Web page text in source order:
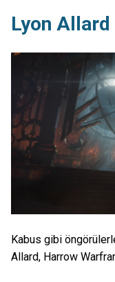
Lyon Allard
Kabus gibi
Allard, Harrow